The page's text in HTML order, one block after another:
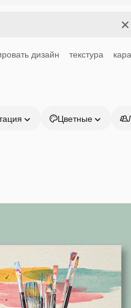
дизайн текстура
Цветные
Начать
Academy
Документация по